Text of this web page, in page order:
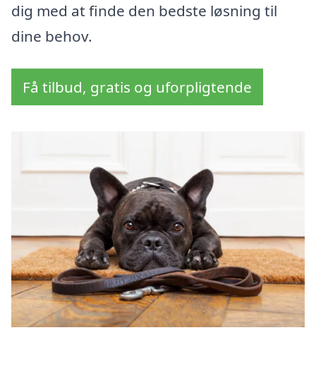
dig med at finde den bedste løsning til
dine behov.
Få tilbud, gratis og uforpligtende